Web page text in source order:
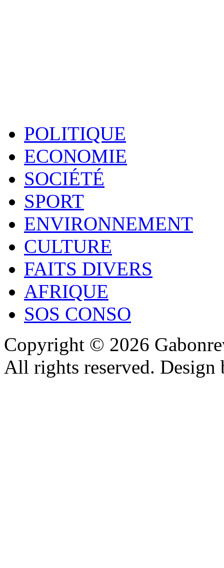
POLITIQUE
ECONOMIE
SOCIÉTÉ
SPORT
ENVIRONNEMENT
CULTURE
FAITS DIVERS
AFRIQUE
SOS CONSO
Copyright © 2026
All rights reserved.